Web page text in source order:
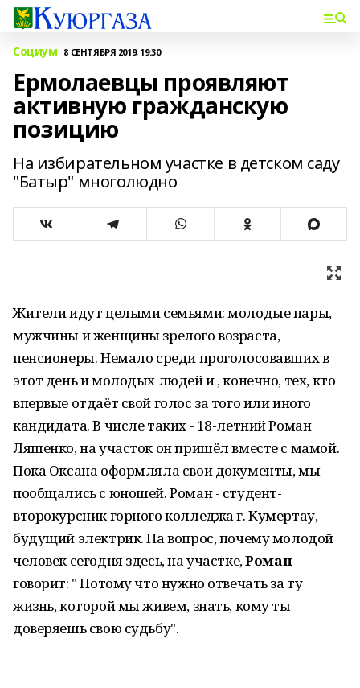
Социум 8 СЕНТЯБРЯ 2019, 19:30
Ермолаевцы проявляют
активную гражданскую
позицию
На избирательном участке в детском саду
"Батыр" многолюдно
Жители идут целыми семьями: молодые пары,
мужчины и женщины зрелого возраста,
пенсионеры. Немало среди проголосовавших в
этот день и молодых людей и , конечно, тех, кто
впервые отдаёт свой голос за того или иного
кандидата. В числе таких - 18-летний Роман
Ляшенко, на участок он пришёл вместе с мамой.
Пока Оксана оформляла свои документы, мы
пообщались с юношей. Роман - студент-
второкурсник горного колледжа г. Кумертау,
будущий электрик. На вопрос, почему молодой
человек сегодня здесь, на участке,Роман
говорит: " Потому что нужно отвечать за ту
жизнь, которой мы живем, знать, кому ты
доверяешь свою судьбу".